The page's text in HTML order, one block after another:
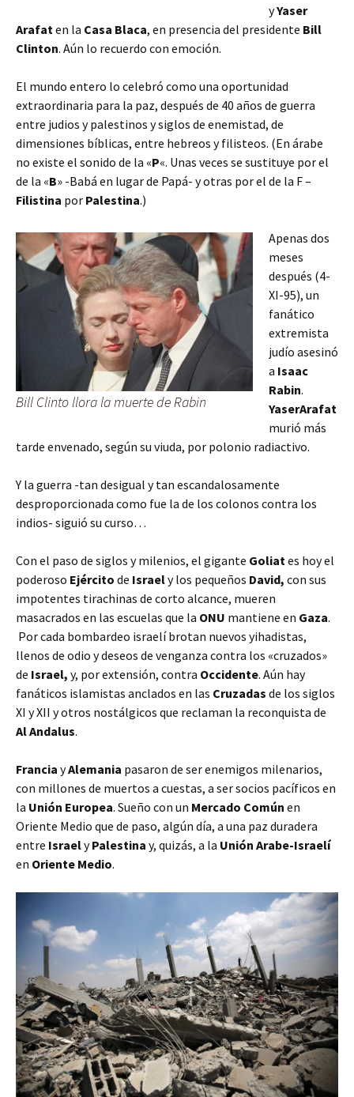
yYaser
Arafat en la Casa Blaca, en presencia del presidente Bill
Clinton. Aún lo recuerdo con emoción.
El mundo entero lo celebró como una oportunidad
extraordinaria para la paz, después de 40 años de guerra
entre judios y palestinos y siglos de enemistad, de
dimensiones bíblicas, entre hebreos y filisteos. (En árabe
no existe el sonido de la «P«. Unas veces se sustituye por el
de la «B» -Babá en lugar de Papá- y otras por el de la F –
Filistina por Palestina.)
Bill Clinto llora la muerte de Rabin
Apenas dos
meses
después (4-
XI-95), un
fanático
extremista
judío asesinó
a Isaac
Rabin.
YaserArafat
murió más
tarde envenado, según su viuda, por polonio radiactivo.
Y la guerra -tan desigual y tan escandalosamente
desproporcionada como fue la de los colonos contra los
indios- siguió su curso…
Con el paso de siglos y milenios, el gigante Goliat es hoy el
poderoso Ejército de Israely los pequeños David, con sus
impotentes tirachinas de corto alcance, mueren
masacrados en las escuelas que la ONU mantiene en Gaza.
Por cada bombardeo israelí brotan nuevos yihadistas,
llenos de odio y deseos de venganza contra los «cruzados»
de Israel, y, por extensión, contra Occidente. Aún hay
fanáticos islamistas anclados en las Cruzadas de los siglos
XI y XII y otros nostálgicos que reclaman la reconquista de
Al Andalus.
Francia yAlemania pasaron de ser enemigos milenarios,
con millones de muertos a cuestas, a ser socios pacíficos en
la Unión Europea. Sueño con un Mercado Común en
Oriente Medio que de paso, algún día, a una paz duradera
entre IsraelyPalestina y, quizás, a la Unión Arabe-Israelí
en Oriente Medio.